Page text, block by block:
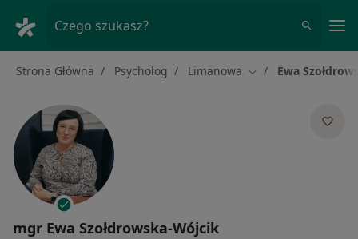
Czego szukasz?
Strona Główna Psycholog Limanowa Zmień miasto
Ewa
mgr Ewa Szołdrowska-Wójcik